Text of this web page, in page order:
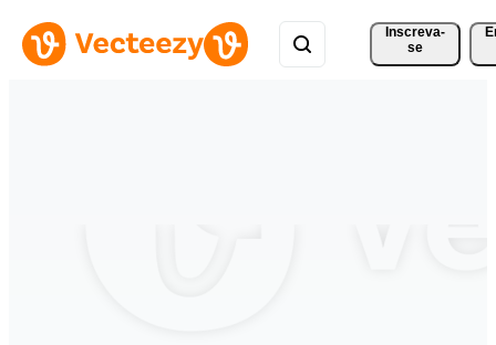
Inscreva-
se